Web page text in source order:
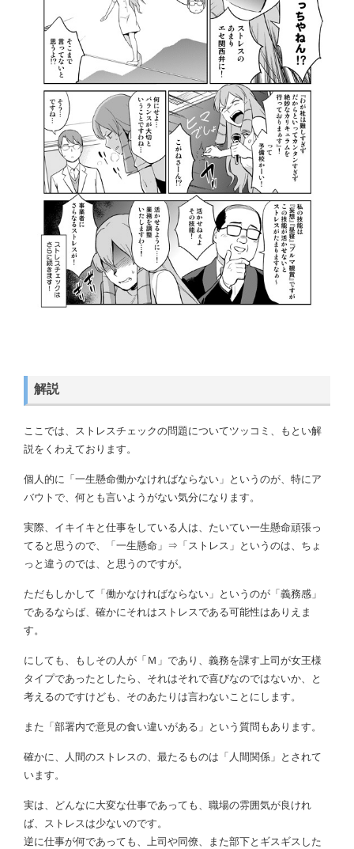
解説
ここでは、ストレスチェックの問題についてツッコミ、もとい解
説をくわえております。
個人的に「一生懸命働かなければならない」というのが、特にア
バウトで、何とも言いようがない気分になります。
実際、イキイキと仕事をしている人は、たいてい一生懸命頑張っ
てると思うので、「一生懸命」⇒「ストレス」というのは、ちょ
っと違うのでは、と思うのですが。
ただもしかして「働かなければならない」というのが「義務感」
であるならば、確かにそれはストレスである可能性はありえま
す。
にしても、もしその人が「Ｍ」であり、義務を課す上司が女王様
タイプであったとしたら、それはそれで喜びなのではないか、と
考えるのですけども、そのあたりは言わないことにします。
また「部署内で意見の食い違いがある」という質問もあります。
確かに、人間のストレスの、最たるものは「人間関係」とされて
います。
実は、どんなに大変な仕事であっても、職場の雰囲気が良けれ
ば、ストレスは少ないのです。
逆に仕事が何であっても、上司や同僚、また部下とギスギスした